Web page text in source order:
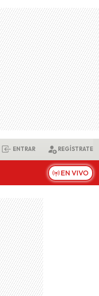
ENTRAR REGÍSTRATE
EN VIVO